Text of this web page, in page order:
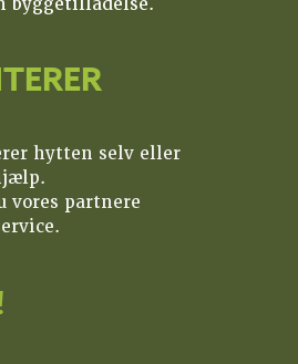
byggetilladelse.
hytten selv eller
vores partnere